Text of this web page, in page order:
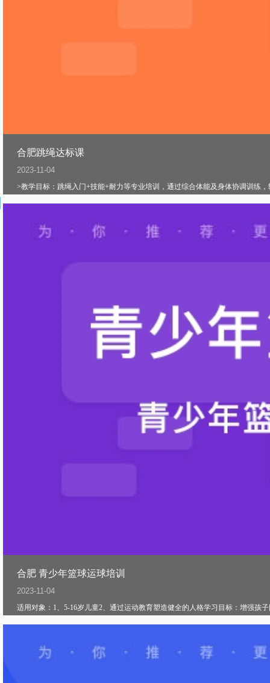
合肥跳绳达标课
2023-11-04
>教学目标：跳绳入门+技能+耐力等专业培训，通过综合体能及身体协调训练
合肥 青少年篮球运球培训
2023-11-04
适用对象：1、5-16岁儿童2、通过运动教育塑造健全的人格学习目标：增强孩